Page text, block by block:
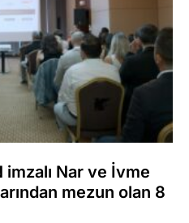
imzalı Nar ve İvme
mezun olan 8